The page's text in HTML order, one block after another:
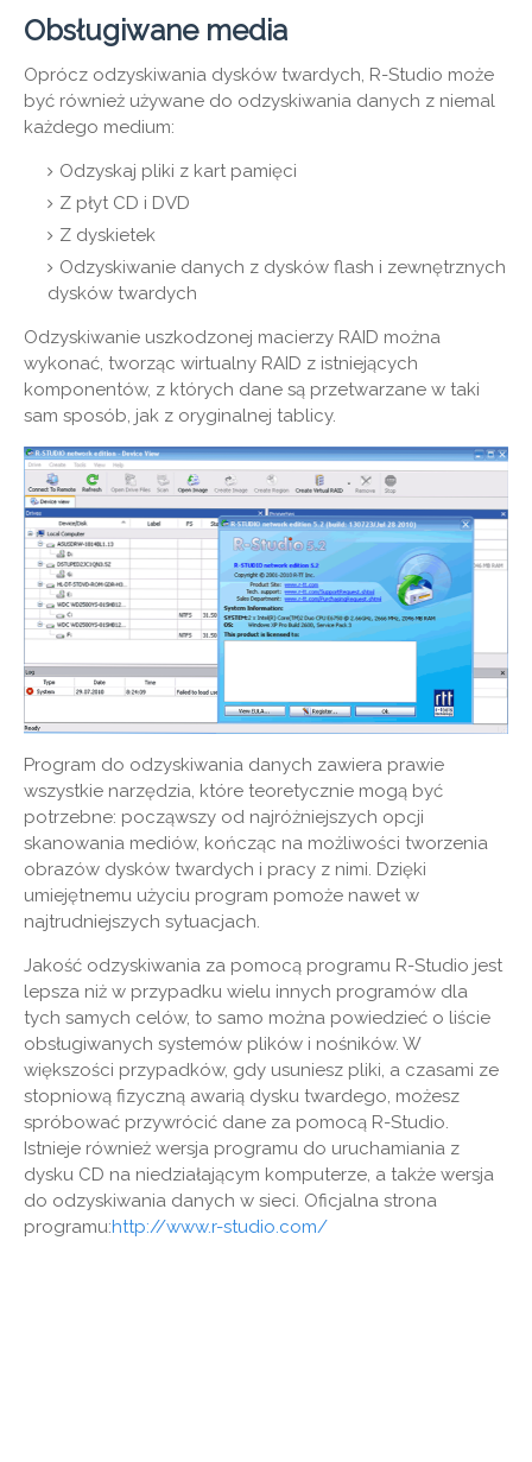
Obsługiwane media
Oprócz odzyskiwania dysków twardych, R-Studio może
być również używane do odzyskiwania danych z niemal
każdego medium:
Odzyskaj pliki z kart pamięci
Z płyt CD i DVD
Z dyskietek
Odzyskiwanie danych z dysków flash i zewnętrznych
dysków twardych
Odzyskiwanie uszkodzonej macierzy RAID można
wykonać, tworząc wirtualny RAID z istniejących
komponentów, z których dane są przetwarzane w taki
sam sposób, jak z oryginalnej tablicy.
Program do odzyskiwania danych zawiera prawie
wszystkie narzędzia, które teoretycznie mogą być
potrzebne: począwszy od najróżniejszych opcji
skanowania mediów, kończąc na możliwości tworzenia
obrazów dysków twardych i pracy z nimi. Dzięki
umiejętnemu użyciu program pomoże nawet w
najtrudniejszych sytuacjach.
Jakość odzyskiwania za pomocą programu R-Studio jest
lepsza niż w przypadku wielu innych programów dla
tych samych celów, to samo można powiedzieć o liście
obsługiwanych systemów plików i nośników. W
większości przypadków, gdy usuniesz pliki, a czasami ze
stopniową fizyczną awarią dysku twardego, możesz
spróbować przywrócić dane za pomocą R-Studio.
Istnieje również wersja programu do uruchamiania z
dysku CD na niedziałającym komputerze, a także wersja
do odzyskiwania danych w sieci. Oficjalna strona
programu:http://www.r-studio.com/